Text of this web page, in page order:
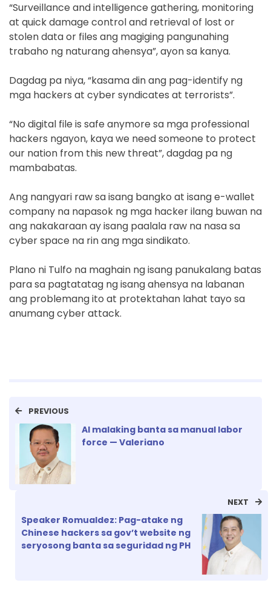
“Surveillance and intelligence gathering, monitoring
at quick damage control and retrieval of lost or
stolen data or files ang magiging pangunahing
trabaho ng naturang ahensya”, ayon sa kanya.
Dagdag pa niya, “kasama din ang pag-identify ng
mga hackers at cyber syndicates at terrorists”.
“No digital file is safe anymore sa mga professional
hackers ngayon, kaya we need someone to protect
our nation from this new threat”, dagdag pa ng
mambabatas.
Ang nangyari raw sa isang bangko at isang e-wallet
company na napasok ng mga hacker ilang buwan na
ang nakakaraan ay isang paalala raw na nasa sa
cyber space na rin ang mga sindikato.
Plano ni Tulfo na maghain ng isang panukalang batas
para sa pagtatatag ng isang ahensya na labanan
ang problemang ito at protektahan lahat tayo sa
anumang cyber attack.
PREVIOUS
AI malaking banta sa manual labor
force — Valeriano
NEXT
Speaker Romualdez: Pag-atake ng
Chinese hackers sa gov’t website ng
seryosong banta sa seguridad ng PH